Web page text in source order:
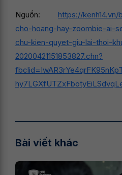
Nguồn: https://
cho-hoang-hay-zoombie-ai-
chu-kien-quyet-giu-lai-thoi-
20200421151853827.chn?
Bài viết khác